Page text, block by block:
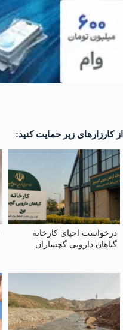
از کارزارهای زیر حمایت کنید:
درخواست احیای کارخانه
گیاهان دارویی گچساران